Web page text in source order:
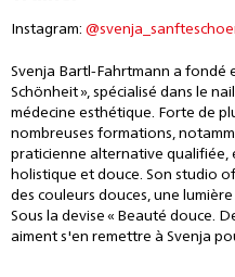
Instagram:
Svenja Bartl-Fahrtmann a fondé
Schönheit », spécialisé dans le
médecine esthétique. Forte de
nombreuses formations,
praticienne alternative qualifiée,
holistique et douce. Son studio
des couleurs douces, une
Sous la devise « Beauté douce.
aiment s'en remettre à Svenja